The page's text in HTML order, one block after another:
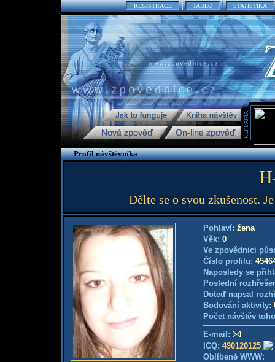
REGISTRACE TABLO STATISTIKA
Profil návštěvníka
Dělte se o svou zkušenost.
Pohlaví: žena
Věk: 0
Ve zpovědnici
Číslo profilu:
Naposledy se
Poslední
Doteď napsal
Bodování aktivity:
Počet návštěv
E-mail:
ICQ: 490120125
Oblíbené WWW: